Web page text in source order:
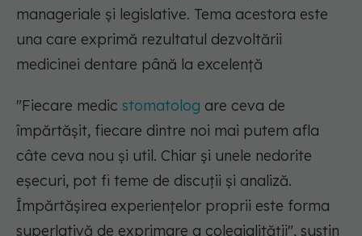
manageriale și legislative. Tema acestora este
una care exprimă rezultatul dezvoltării
medicinei dentare până la excelență
"Fiecare medic stomatolog are ceva de
împărtășit, fiecare dintre noi mai putem afla
câte ceva nou și util. Chiar și unele nedorite
eșecuri, pot fi teme de discuții și analiză.
Împărtășirea experiențelor proprii este forma
superlativă de exprimare a colegialității", susțin